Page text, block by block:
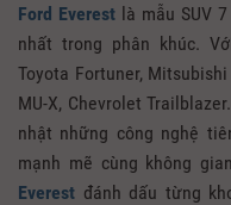
Ford Everest là mẫu SUV
nhất trong phân khúc.
Toyota Fortuner,
MU-X, Chevrolet
nhật những công nghệ
mạnh mẽ cùng không
Everest đánh dấu từng